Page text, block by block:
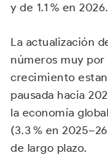
y de 1.1 % en 2026.
La actualización
números muy
crecimiento
pausada hacia
la economía
(3.3 % en
de largo plazo.